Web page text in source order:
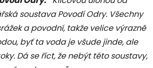
soustava Povodí Odry. Všechny
apovodní, takže velice výrazně
byť ta voda je všude jinde, ale
Dá se říct, že nebýt této soustavy,